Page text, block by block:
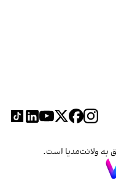
به ولانت‌مدیا است.